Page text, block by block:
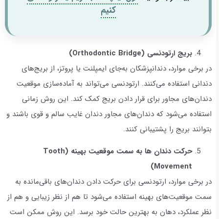
کنیم
بریج ارتودنسی (Orthodontic Bridge
)
در برخی موارد، دندانپزشکان به‌جای ایمپلنت یا پروتز، از بریج‌های
دندانی استفاده می‌کنند. ارتودنسی می‌تواند به آماده‌سازی موقعیت
دندان‌های مجاور برای قرار دادن بریج کمک کند. این روش زمانی
استفاده می‌شود که دندان‌های مجاور دندان غایب سالم و قوی باشند و
بتوانند بریج را پشتیبانی کنند.
حرکت دندان ها به سمت موقعیت بهینه (Tooth
Movement
)
در برخی موارد، ارتودنسی برای حرکت دادن دندان‌های باقی‌مانده به
سمت موقعیت‌های بهینه استفاده می‌شود تا هم از نظر زیبایی و هم از
نظر عملکرد، دهان به بهترین حالت خود برسد. این روش ممکن است